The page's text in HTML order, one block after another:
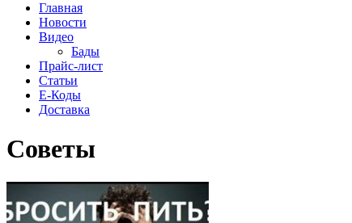
Главная
Новости
Видео
Бады
Прайс-лист
Статьи
Е-Коды
Доставка
Советы